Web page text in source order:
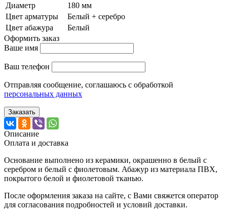
Диаметр
180 мм
Цвет арматуры
Белый + серебро
Цвет абажура
Белый
Оформить заказ
Ваше имя
Ваш телефон
Отправляя сообщение, соглашаюсь с обработкой
персональных данных
Заказать
Описание
Оплата и доставка
Основание выполнено из керамики, окрашенно в белый с
серебром и белый с фиолетовым. Абажур из материала ПВХ,
покрытого белой и фиолетовой тканью.
После оформления заказа на сайте, с Вами свяжется оператор
для согласования подробностей и условий доставки.